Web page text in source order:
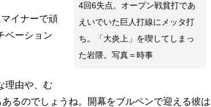
4回6失点。オープン戦貧打であ
えいでいた巨人打線にメッタ打
ち。「大炎上」を喫してしまっ
た岩隈。写真＝時事
イナーで頑
ベーション
理由や、む
るのでしょうね。開幕をブルペンで迎える彼は